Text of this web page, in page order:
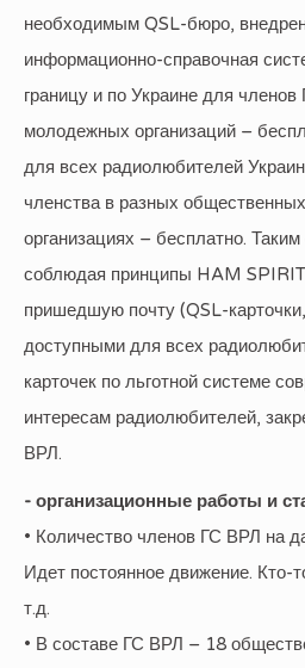
необходимым QSL-бюро,
информационно-справочная
границу и по Украине для
молодежных организаций –
для всех радиолюбителей
членства в разных
организациях – бесплатно.
соблюдая принципы HAM
пришедшую почту (QSL-
доступными для всех
карточек по льготной системе
интересам радиолюбителей,
ВРЛ.
- организационные работы и
• Количество членов ГС ВРЛ на
Идет постоянное движение. Кто-
т.д.
• В составе ГС ВРЛ – 18